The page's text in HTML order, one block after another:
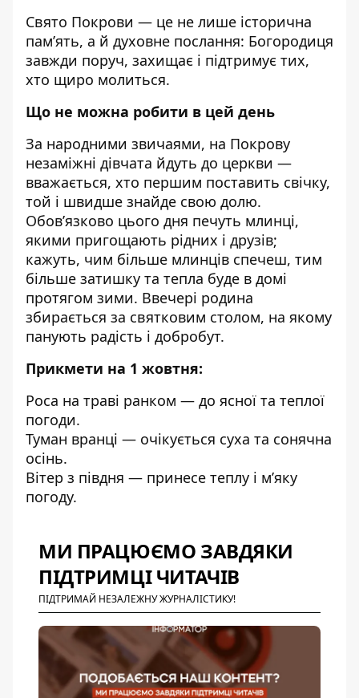
Свято Покрови — це не лише історична
пам’ять, а й духовне послання: Богородиця
завжди поруч, захищає і підтримує тих,
хто щиро молиться.
Що не можна робити в цей день
За народними звичаями, на Покрову
незаміжні дівчата йдуть до церкви —
вважається, хто першим поставить свічку,
той і швидше знайде свою долю.
Обов’язково цього дня печуть млинці,
якими пригощають рідних і друзів;
кажуть, чим більше млинців спечеш, тим
більше затишку та тепла буде в домі
протягом зими. Ввечері родина
збирається за святковим столом, на якому
панують радість і добробут.
Прикмети на 1 жовтня:
Роса на траві ранком — до ясної та теплої
погоди.
Туман вранці — очікується суха та сонячна
осінь.
Вітер з півдня — принесе теплу і м’яку
погоду.
МИ ПРАЦЮЄМО ЗАВДЯКИ
ПІДТРИМЦІ ЧИТАЧІВ
ПІДТРИМАЙ НЕЗАЛЕЖНУ ЖУРНАЛІСТИКУ!